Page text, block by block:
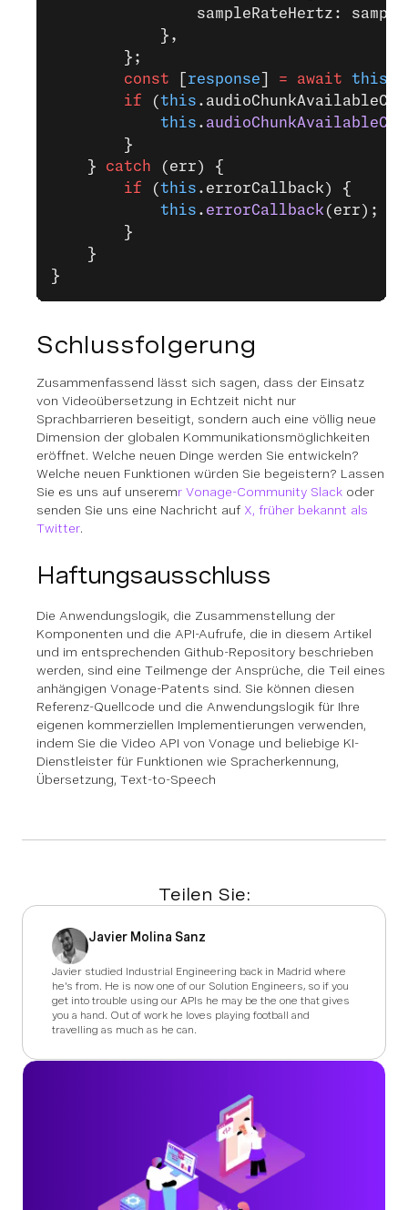
sampleRateHertz:
            },
        };
        const
response = await this
        if
(this
            this
.
        }
    }
catch (err) {
        if
(this .errorCallback) {
            this
. errorCallback (err);
        }
    }
}
Schlussfolgerung
Zusammenfassend lässt sich sagen, dass der Einsatz
von Videoübersetzung in Echtzeit nicht nur
Sprachbarrieren beseitigt, sondern auch eine völlig neue
Dimension der globalen Kommunikationsmöglichkeiten
eröffnet. Welche neuen Dinge werden Sie entwickeln?
Welche neuen Funktionen würden Sie begeistern? Lassen
Sie es uns auf unseremr Vonage-Community Slack oder
senden Sie uns eine Nachricht auf X, früher bekannt als
Twitter.
Haftungsausschluss
Die Anwendungslogik, die Zusammenstellung der
Komponenten und die API-Aufrufe, die in diesem Artikel
und im entsprechenden Github-Repository beschrieben
werden, sind eine Teilmenge der Ansprüche, die Teil eines
anhängigen Vonage-Patents sind. Sie können diesen
Referenz-Quellcode und die Anwendungslogik für Ihre
eigenen kommerziellen Implementierungen verwenden,
indem Sie die Video API von Vonage und beliebige KI-
Dienstleister für Funktionen wie Spracherkennung,
Übersetzung, Text-to-Speech
Teilen Sie:
Javier Molina Sanz
Javier studied Industrial Engineering back in Madrid where
he's from. He is now one of our Solution Engineers, so if you
get into trouble using our APIs he may be the one that gives
you a hand. Out of work he loves playing football and
travelling as much as he can.